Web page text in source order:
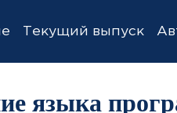
Текущий выпуск
языка